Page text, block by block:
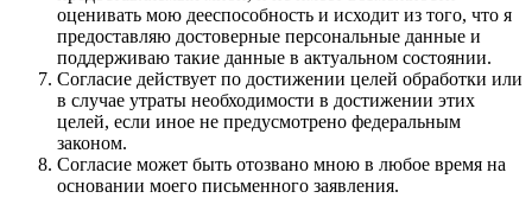
оценивать мою дееспособность и исходит из того, что я
предоставляю достоверные персональные данные и
поддерживаю такие данные в актуальном состоянии.
Согласие действует по достижении целей обработки или
в случае утраты необходимости в достижении этих
целей, если иное не предусмотрено федеральным
законом.
Согласие может быть отозвано мною в любое время на
основании моего письменного заявления.